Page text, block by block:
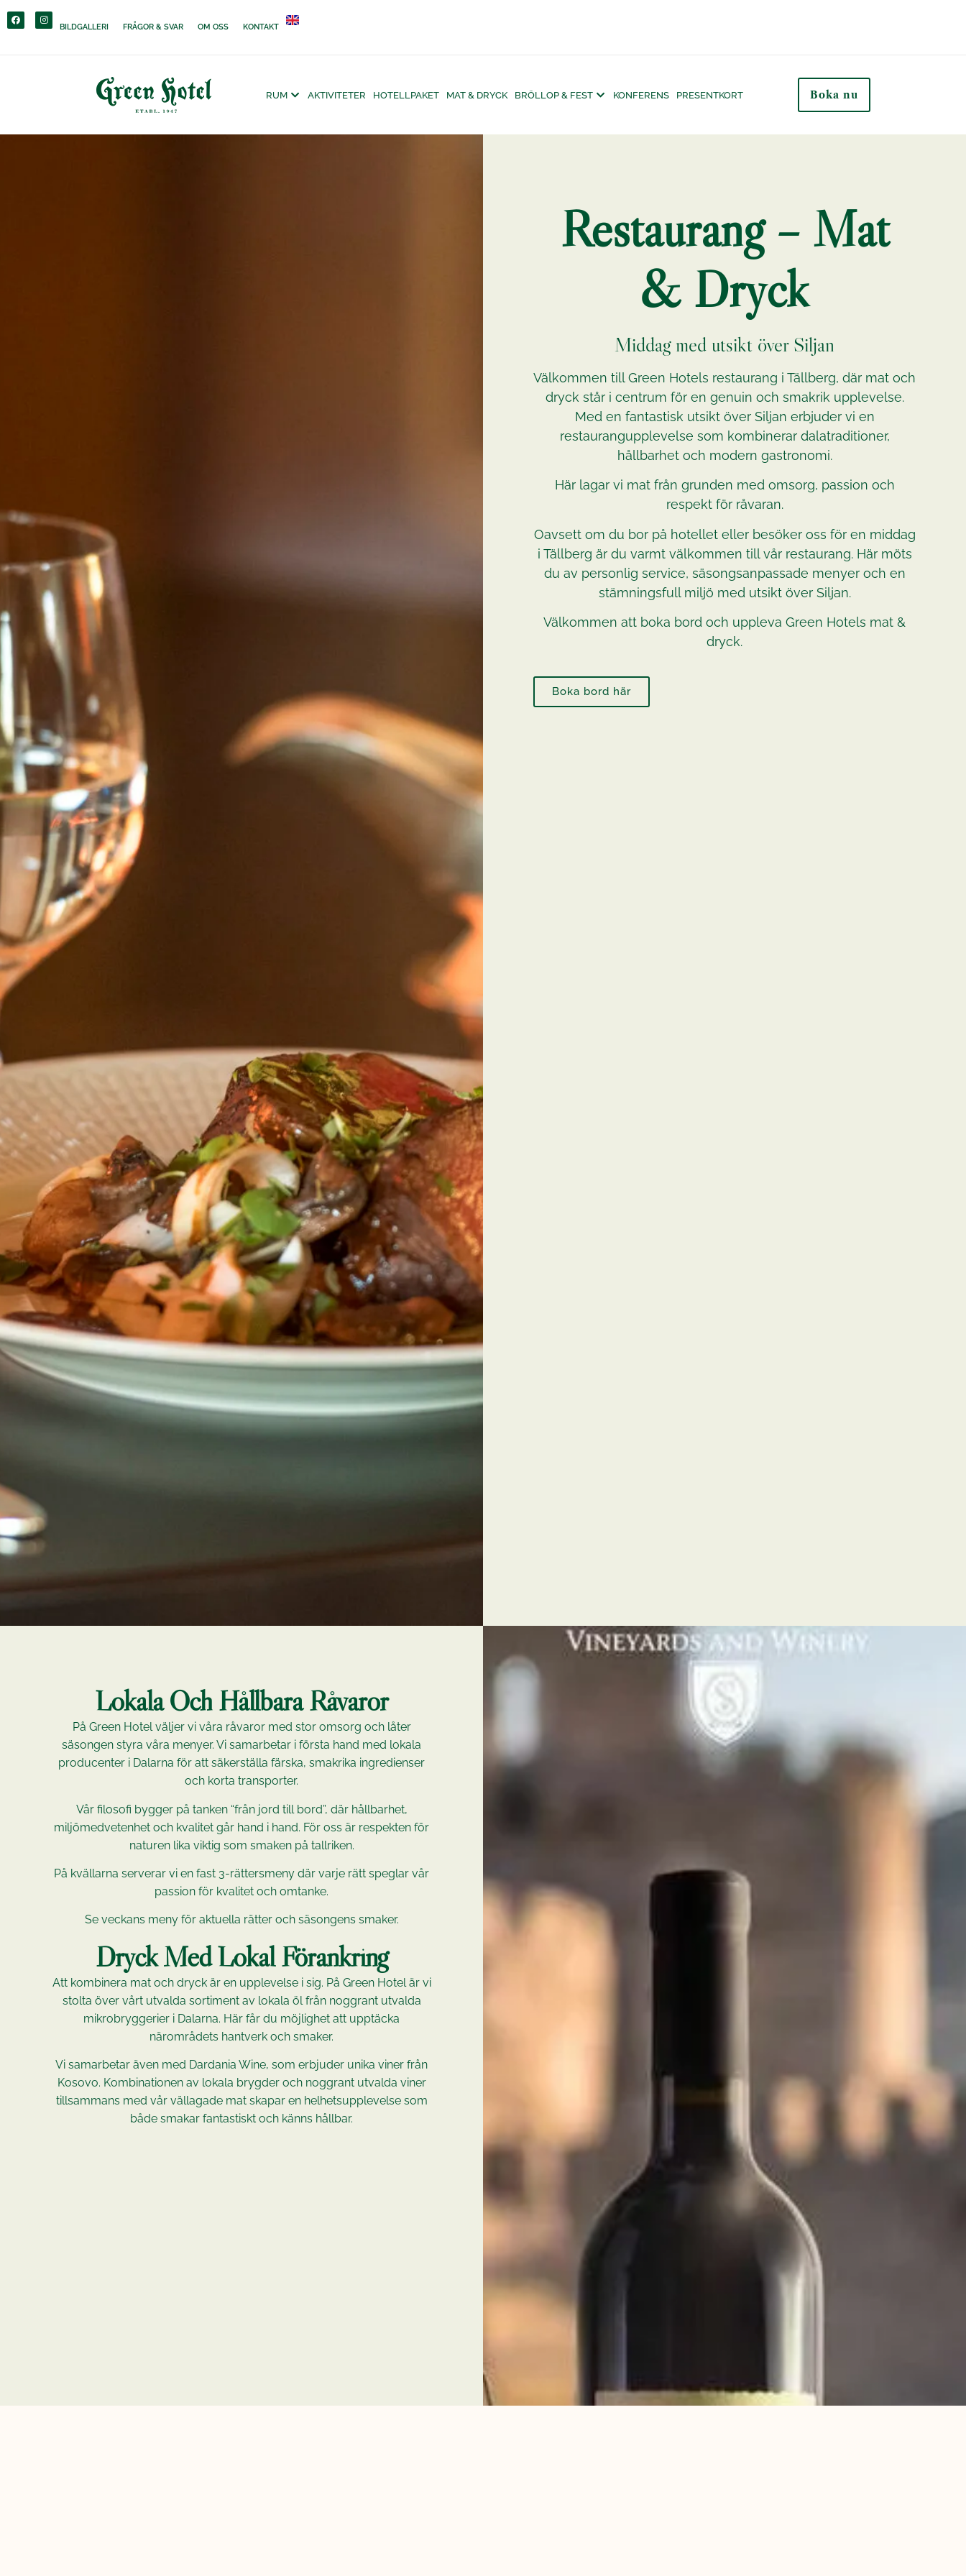
content
BILDGALLERI FRÅGOR & SVAR OM OSS KONTAKT
RUM AKTIVITETER HOTELLPAKET MAT & DRYCK BRÖLLOP & FEST KONFERENS PRESENTKORT Boka nu
Restaurang – Mat
& Dryck
Middag med utsikt över Siljan
Välkommen till Green Hotels restaurang i Tällberg, där mat och
dryck står i centrum för en genuin och smakrik upplevelse.
Med en fantastisk utsikt över Siljan erbjuder vi en
restaurangupplevelse som kombinerar dalatraditioner,
hållbarhet och modern gastronomi.
Här lagar vi mat från grunden med omsorg, passion och
respekt för råvaran.
Oavsett om du bor på hotellet eller besöker oss för en middag
i Tällberg är du varmt välkommen till vår restaurang. Här möts
du av personlig service, säsongsanpassade menyer och en
stämningsfull miljö med utsikt över Siljan.
Välkommen att boka bord och uppleva Green Hotels mat &
dryck.
Boka bord här
Lokala Och Hållbara Råvaror
På Green Hotel väljer vi våra råvaror med stor omsorg och låter
säsongen styra våra menyer. Vi samarbetar i första hand med lokala
producenter i Dalarna för att säkerställa färska, smakrika ingredienser
och korta transporter.
Vår filosofi bygger på tanken “från jord till bord”, där hållbarhet,
miljömedvetenhet och kvalitet går hand i hand. För oss är respekten för
naturen lika viktig som smaken på tallriken.
På kvällarna serverar vi en fast 3-rättersmeny där varje rätt speglar vår
passion för kvalitet och omtanke.
Se veckans meny för aktuella rätter och säsongens smaker.
Dryck Med Lokal Förankring
Att kombinera mat och dryck är en upplevelse i sig. På Green Hotel är vi
stolta över vårt utvalda sortiment av lokala öl från noggrant utvalda
mikrobryggerier i Dalarna. Här får du möjlighet att upptäcka
närområdets hantverk och smaker.
Vi samarbetar även med Dardania Wine, som erbjuder unika viner från
Kosovo. Kombinationen av lokala brygder och noggrant utvalda viner
tillsammans med vår vällagade mat skapar en helhetsupplevelse som
både smakar fantastiskt och känns hållbar.